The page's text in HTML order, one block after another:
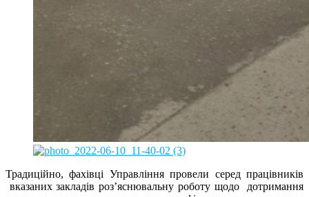
Традиційно, фахівці Управління провели серед працівників
вказаних закладів роз’яснювальну роботу щодо дотримання